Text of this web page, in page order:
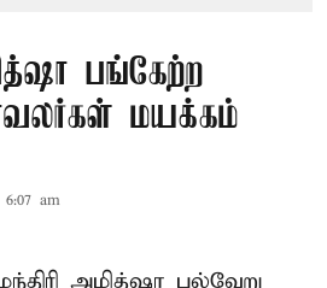
பங்கேற்ற
மயக்கம்
am
அமித்ஷா பல்வேறு